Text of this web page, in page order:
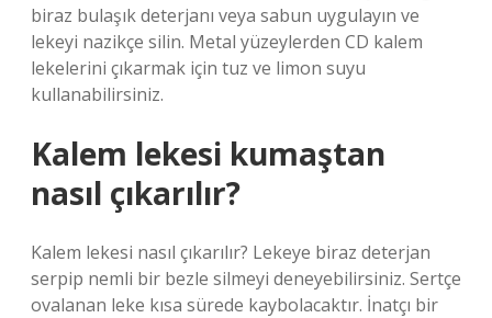
biraz bulaşık deterjanı veya sabun uygulayın ve
lekeyi nazikçe silin. Metal yüzeylerden CD kalem
lekelerini çıkarmak için tuz ve limon suyu
kullanabilirsiniz.
Kalem lekesi kumaştan
nasıl çıkarılır?
Kalem lekesi nasıl çıkarılır? Lekeye biraz deterjan
serpip nemli bir bezle silmeyi deneyebilirsiniz. Sertçe
ovalanan leke kısa sürede kaybolacaktır. İnatçı bir